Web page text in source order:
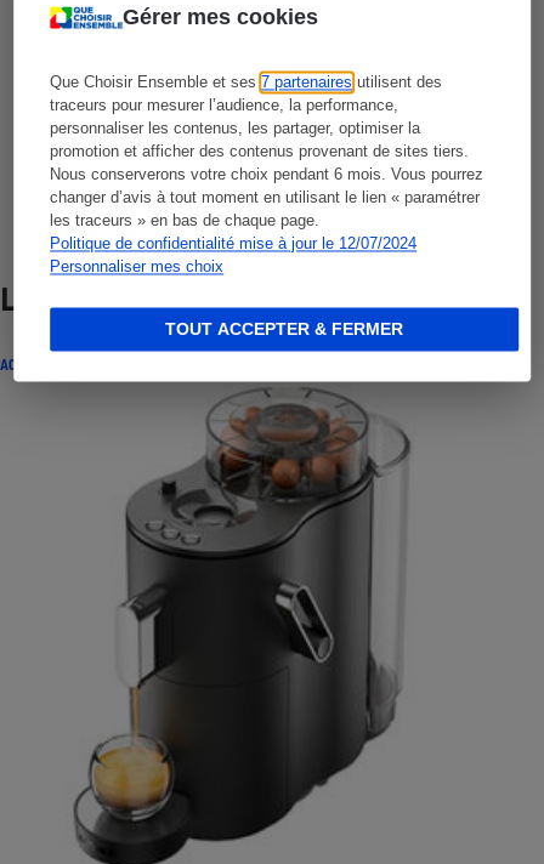
Gérer mes cookies
Que Choisir Ensemble et ses7 partenaires utilisent des
traceurs pour mesurer l’audience, la performance,
personnaliser les contenus, les partager, optimiser la
promotion et afficher des contenus provenant de sites tiers.
Nous conserverons votre choix pendant 6 mois. Vous pourrez
changer d’avis à tout moment en utilisant le lien « paramétrer
les traceurs » en bas de chaque page.
Politique de confidentialité mise à jour le 12/07/2024
Personnaliser mes choix
TOUT ACCEPTER & FERMER
L'expertise, l'indépendance et l'objectivité
Cliquez ici
Lire aussi
ACTUALITÉ